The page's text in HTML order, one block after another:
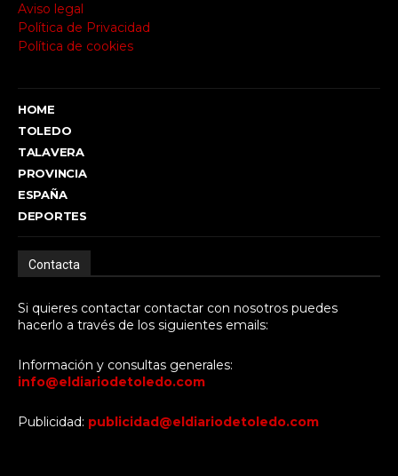
Aviso legal
Política de Privacidad
Política de cookies
HOME
TOLEDO
TALAVERA
PROVINCIA
ESPAÑA
DEPORTES
Contacta
Si quieres contactar contactar con nosotros puedes
hacerlo a través de los siguientes emails:
Información y consultas generales:
info@eldiariodetoledo.com
Publicidad: publicidad@eldiariodetoledo.com